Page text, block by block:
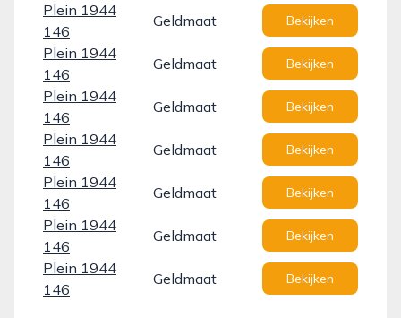
Plein 1944
146
Geldmaat Bekijken
Plein 1944
146
Geldmaat Bekijken
Plein 1944
146
Geldmaat Bekijken
Plein 1944
146
Geldmaat Bekijken
Plein 1944
146
Geldmaat Bekijken
Plein 1944
146
Geldmaat Bekijken
Plein 1944
146
Geldmaat Bekijken